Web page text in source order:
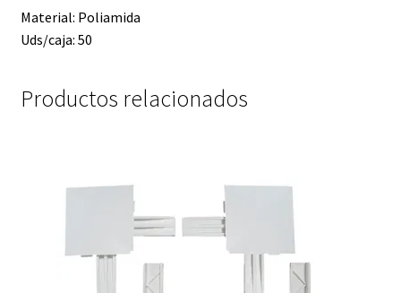
Material: Poliamida
Uds/caja: 50
Productos relacionados